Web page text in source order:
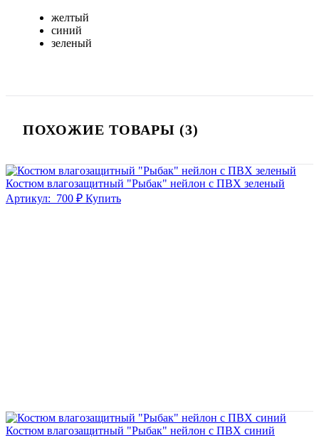
желтый
cиний
зеленый
ПОХОЖИЕ ТОВАРЫ (3)
Костюм влагозащитный "Рыбак" нейлон с ПВХ зеленый
Артикул: 700 ₽ Купить
Костюм влагозащитный "Рыбак" нейлон с ПВХ синий